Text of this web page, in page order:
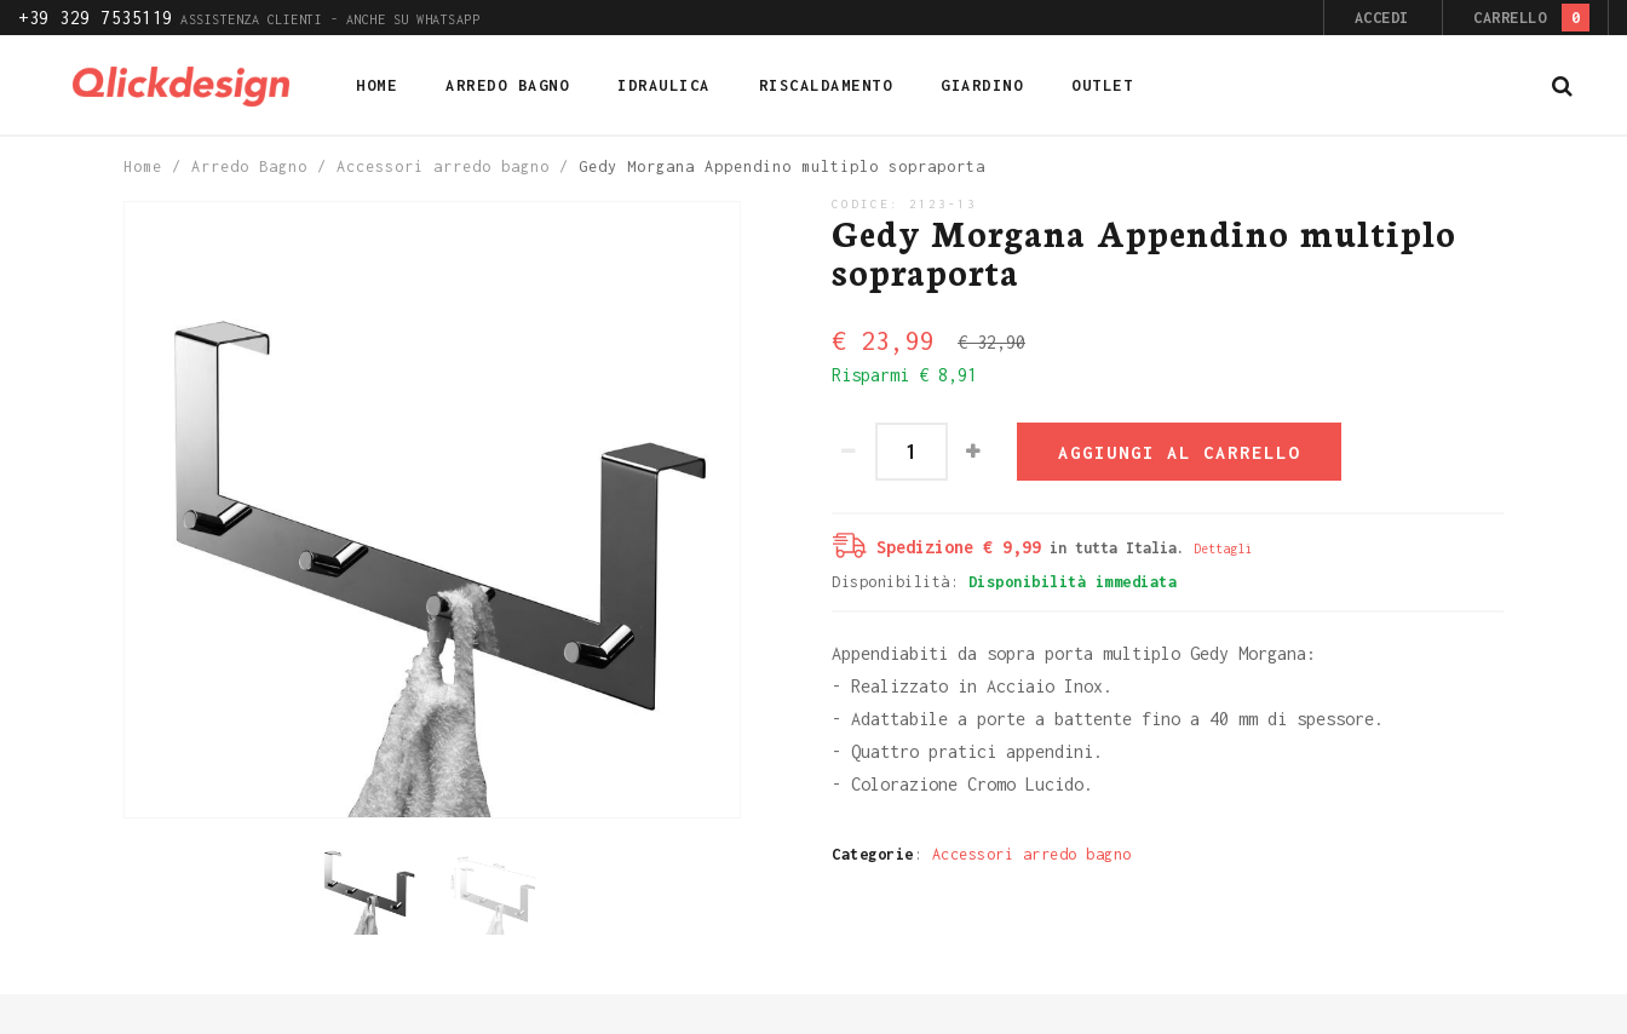
+39 329 7535119 ASSISTENZA CLIENTI - ANCHE SU WHATSAPP ACCEDI CARRELLO 0
HOME ARREDO BAGNO IDRAULICA RISCALDAMENTO GIARDINO OUTLET
Home / Arredo Bagno / Accessori arredo bagno / Gedy Morgana Appendino multiplo sopraporta
CODICE: 2123-13
Gedy Morgana Appendino multiplo
sopraporta
€ 32,90
€ 23,99
Risparmi € 8,91
AGGIUNGI AL CARRELLO
Spedizione € 9,99 in tutta Italia. Dettagli
Disponibilità: Disponibilità immediata
Appendiabiti da sopra porta multiplo Gedy Morgana:
- Realizzato in Acciaio Inox.
- Adattabile a porte a battente fino a 40 mm di spessore.
- Quattro pratici appendini.
- Colorazione Cromo Lucido.
Categorie : Accessori arredo bagno